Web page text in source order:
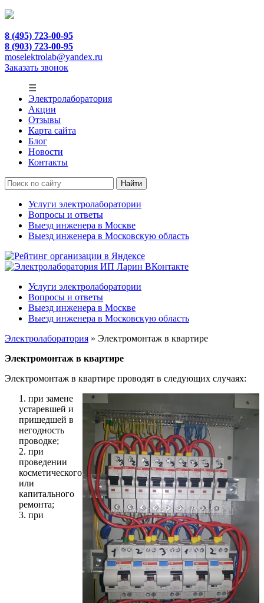
8 (495) 723-00-95
8 (903) 723-00-95
moselektrolab@yandex.ru
Заказать звонок
☰
Электролаборатория
Акции
Отзывы
Карта сайта
Блог
Новости
Контакты
Услуги электролаборатории
Вопросы и ответы
Выезд инженера в Москве
Выезд инженера в Московскую область
Услуги электролаборатории
Вопросы и ответы
Выезд инженера в Москве
Выезд инженера в Московскую область
Электролаборатория » Электромонтаж в квартире
Электромонтаж в квартире
Электромонтаж в квартире проводят в следующих случаях:
1. при замене
устаревшей и
пришедшей в
негодность
проводке;
2. при
проведении
косметического
или
капитального
ремонта;
3. при